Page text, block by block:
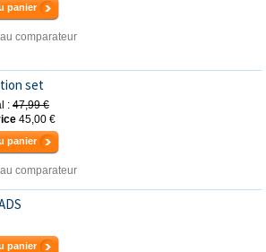
panier
comparateur
set
: 47,99 €
45,00 €
panier
comparateur
panier